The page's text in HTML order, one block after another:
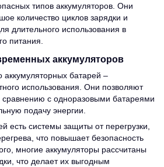
типов аккумуляторов. Они
количество циклов зарядки и
длительного использования в
питания.
аккумуляторов
батарей –
использования. Они позволяют
сравнению с одноразовыми батареями
подачу энергии.
есть системы защиты от перегрузки,
что повышает безопасность
многие аккумуляторы рассчитаны
что делает их выгодным